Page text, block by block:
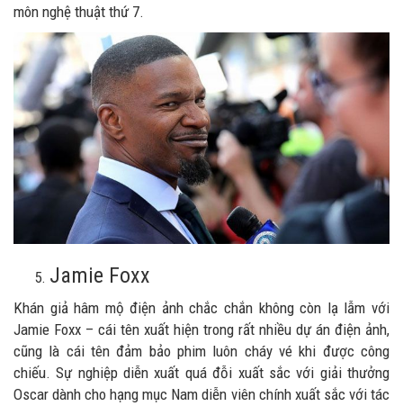
môn nghệ thuật thứ 7.
Jamie Foxx
Khán giả hâm mộ điện ảnh chắc chắn không còn lạ lẫm với
Jamie Foxx – cái tên xuất hiện trong rất nhiều dự án điện ảnh,
cũng là cái tên đảm bảo phim luôn cháy vé khi được công
chiếu. Sự nghiệp diễn xuất quá đỗi xuất sắc với giải thưởng
Oscar dành cho hạng mục Nam diễn viên chính xuất sắc với tác